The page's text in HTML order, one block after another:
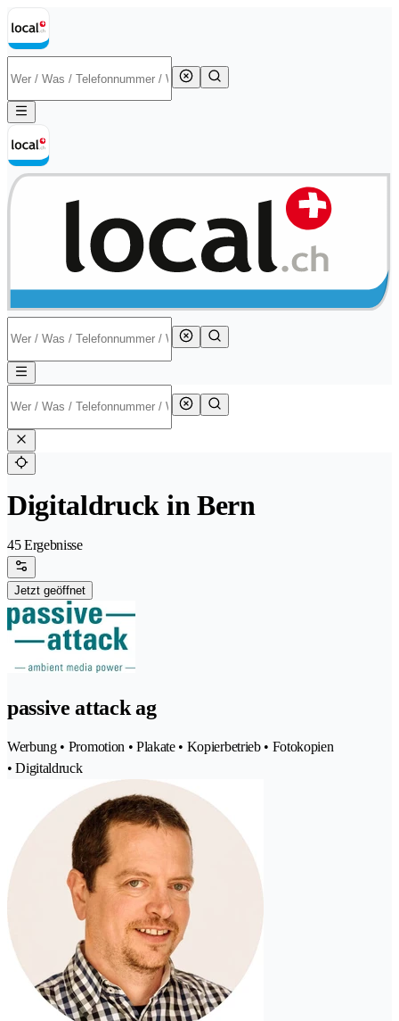
Digitaldruck in Bern
45 Ergebnisse
Jetzt geöffnet
passive attack ag
Werbung • Promotion • Plakate • Kopierbetrieb • Fotokopien
• Digitaldruck